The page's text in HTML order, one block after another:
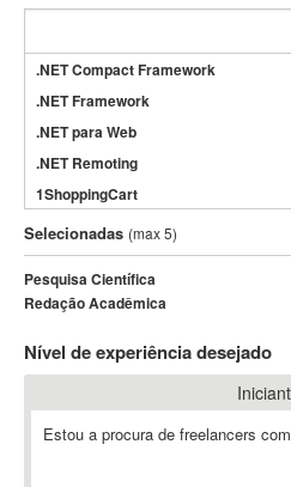
.NET Compact Framework
.NET Framework
.NET para Web
.NET Remoting
1ShoppingCart
3DS Max
3GSM
4D Dimension
802.11
A&P
A-GPS
A2Billing
AAUS Scientific Diver
Selecionadas (max 5)
Pesquisa Científica
Redação Acadêmica
Nível de experiência desejado
Estou a procura de freelancers